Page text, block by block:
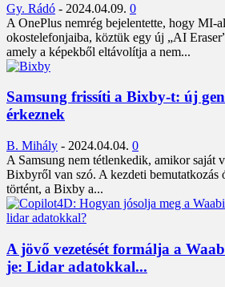
Gy. Rádó - 2024.04.09. 0
A OnePlus nemrég bejelentette, hogy MI-
okostelefonjaiba, köztük egy új „AI
amely a képekből eltávolítja a nem...
Samsung frissíti a Bixby-t: új
érkeznek
B. Mihály - 2024.04.04. 0
A Samsung nem tétlenkedik, amikor saját
Bixbyről van szó. A kezdeti bemutatkozás
történt, a Bixby a...
A jövő vezetését formálja a
je: Lidar adatokkal...